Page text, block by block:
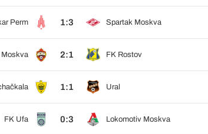
Perm 1:3 Spartak Moskva
Moskva 2:1 FK Rostov
1:1 Ural
FK Ufa 0:3 Lokomotiv Moskva